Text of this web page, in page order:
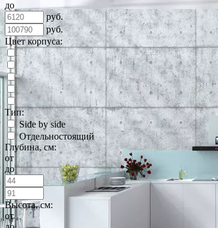
до
руб.
руб.
Цвет корпуса:
Тип:
Side by side
Отдельностоящий
Глубина, см:
от
до
Высота, см:
от